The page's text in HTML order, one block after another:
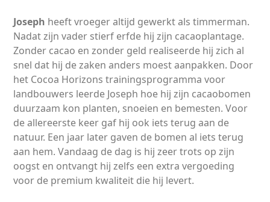
Joseph heeft vroeger altijd gewerkt als timmerman.
Nadat zijn vader stierf erfde hij zijn cacaoplantage.
Zonder cacao en zonder geld realiseerde hij zich al
snel dat hij de zaken anders moest aanpakken. Door
het Cocoa Horizons trainingsprogramma voor
landbouwers leerde Joseph hoe hij zijn cacaobomen
duurzaam kon planten, snoeien en bemesten. Voor
de allereerste keer gaf hij ook iets terug aan de
natuur. Een jaar later gaven de bomen al iets terug
aan hem. Vandaag de dag is hij zeer trots op zijn
oogst en ontvangt hij zelfs een extra vergoeding
voor de premium kwaliteit die hij levert.